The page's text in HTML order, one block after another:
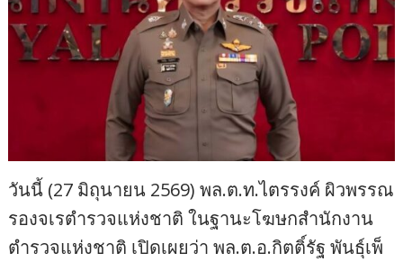
วันนี้ (27 มิถุนายน 2569) พล.ต.ท.ไตรรงค์ ผิวพรรณ
รองจเรตำรวจแห่งชาติ ในฐานะโฆษกสำนักงาน
ตำรวจแห่งชาติ เปิดเผยว่า พล.ต.อ.กิตติ์รัฐ พันธุ์เพ็